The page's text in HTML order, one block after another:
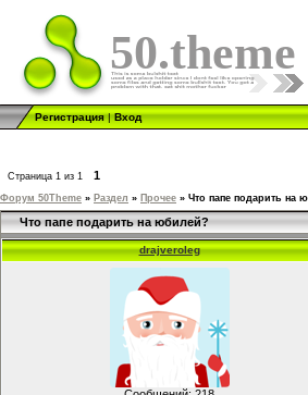
50.theme
Регистрация|Вход
Страница 1 из 1 1
Форум 50Theme » Раздел » Прочее » Что папе подарить на
Что папе подарить на юбилей?
drajveroleg